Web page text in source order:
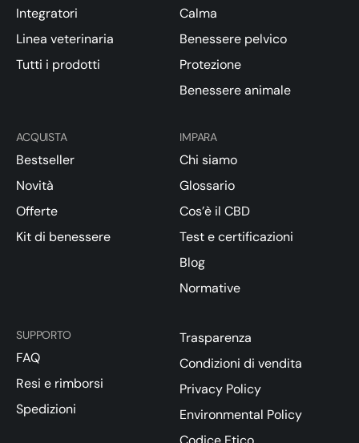
Integratori
Linea veterinaria
Tutti i prodotti
Calma
Benessere pelvico
Protezione
Benessere animale
ACQUISTA
Bestseller
Novità
Offerte
Kit di benessere
IMPARA
Chi siamo
Glossario
Cos’è il CBD
Test e certificazioni
Blog
Normative
SUPPORTO
FAQ
Resi e rimborsi
Spedizioni
Trasparenza
Condizioni di vendita
Privacy Policy
Environmental Policy